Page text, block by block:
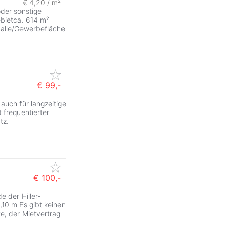
€ 4,20 / m²
sonstige
614 m²
Gewerbefläche
€ 99,-
für langzeitige
frequentierter
€ 100,-
der Hiller-
m Es gibt keinen
der Mietvertrag